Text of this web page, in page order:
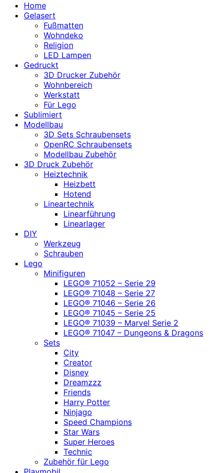
Home
Gelasert
Fußmatten
Wohndeko
Religion
LED Lampen
Gedruckt
3D Drucker Zubehör
Wohnbereich
Werkstatt
Für Lego
Sublimiert
Modellbau
3D Sets Schraubensets
OpenRC Schraubensets
Modellbau Zubehör
3D Druck Zubehör
Heiztechnik
Heizbett
Hotend
Lineartechnik
Linearführung
Linearlager
DIY
Werkzeug
Schrauben
Lego
Minifiguren
LEGO® 71052 – Serie 29
LEGO® 71048 – Serie 27
LEGO® 71046 – Serie 26
LEGO® 71045 – Serie 25
LEGO® 71039 – Marvel Serie 2
LEGO® 71047 – Dungeons & Dragons
Sets
City
Creator
Disney
Dreamzzz
Friends
Harry Potter
Ninjago
Speed Champions
Star Wars
Super Heroes
Technic
Zubehör für Lego